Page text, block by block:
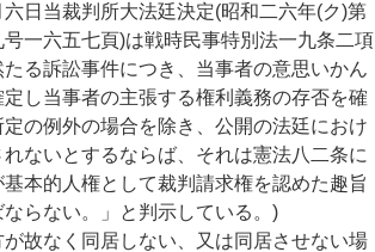
日当裁判所大法廷決定(昭和二六年(ク)第
一六五七頁)は戦時民事特別法一九条二項
る訴訟事件につき、当事者の意思いかん
し当事者の主張する権利義務の存否を確
の例外の場合を除き、公開の法廷におけ
ないとするならば、それは憲法八二条に
本的人権として裁判請求権を認めた趣旨
らない。」と判示している。)
故なく同居しない、又は同居させない場